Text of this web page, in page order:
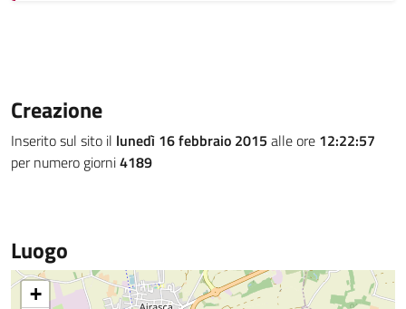
Creazione
Inserito sul sito il lunedì 16 febbraio 2015 alle ore 12:22:57
per numero giorni4189
Luogo
+